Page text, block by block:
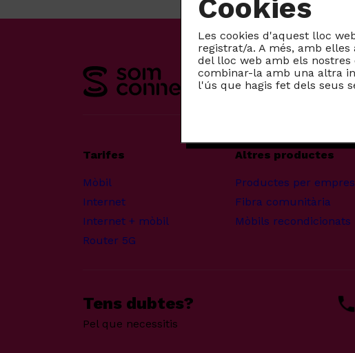
Cookies
Les cookies d'aquest lloc
registrat/a. A més, amb
del lloc web amb els nostres
combinar-la amb una altra
l'ús que hagis fet dels seus
Tarifes
Mòbil
Internet
Internet + mòbil
Router 5G
Altres productes
Productes per
Fibra comunitària
Mòbils recondicionats
Tens dubtes?
Pel que necessitis